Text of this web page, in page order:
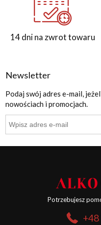
14 dni na zwrot towaru
Newsletter
Podaj swój adres e-mail,
nowościach i promocjach.
Potrzebujesz